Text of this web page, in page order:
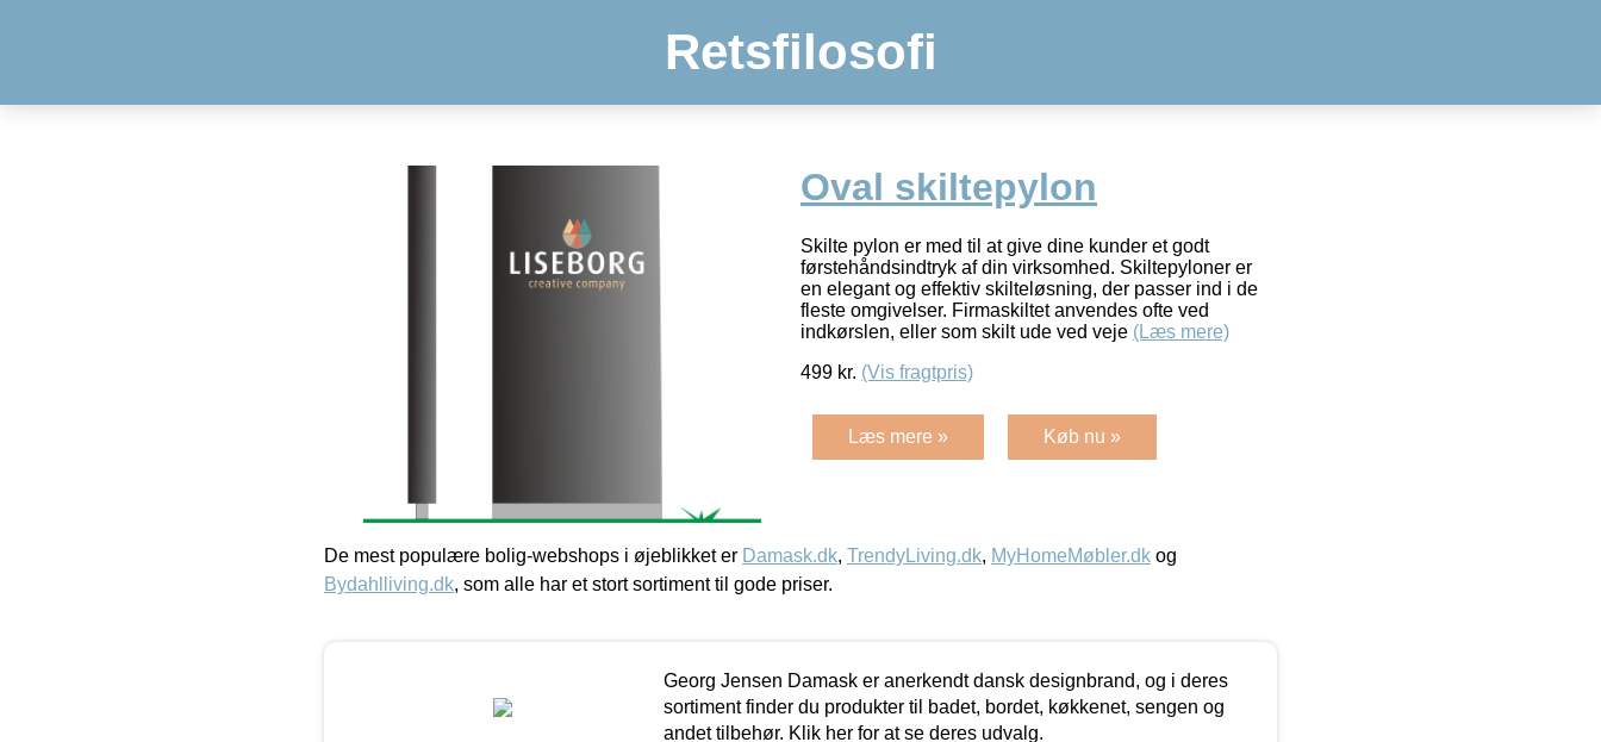
Retsfilosofi
Oval skiltepylon
Skilte pylon er med til at give dine kunder et godt
førstehåndsindtryk af din virksomhed. Skiltepyloner er
en elegant og effektiv skilteløsning, der passer ind i de
fleste omgivelser. Firmaskiltet anvendes ofte ved
indkørslen, eller som skilt ude ved veje (Læs mere)
499 kr. (Vis fragtpris)
Læs mere » Køb nu »
De mest populære bolig-webshops i øjeblikket er Damask.dk, TrendyLiving.dk, MyHomeMøbler.dk og
Bydahlliving.dk, som alle har et stort sortiment til gode priser.
Georg Jensen Damask er anerkendt dansk designbrand, og i deres
sortiment finder du produkter til badet, bordet, køkkenet, sengen og
andet tilbehør. Klik her for at se deres udvalg.